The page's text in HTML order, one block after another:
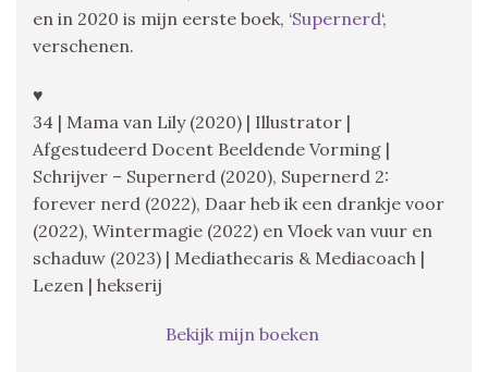
en in 2020 is mijn eerste boek, ‘Supernerd‘,
verschenen.
♥
34 | Mama van Lily (2020) | Illustrator |
Afgestudeerd Docent Beeldende Vorming |
Schrijver – Supernerd (2020), Supernerd 2:
forever nerd (2022), Daar heb ik een drankje voor
(2022), Wintermagie (2022) en Vloek van vuur en
schaduw (2023) | Mediathecaris & Mediacoach |
Lezen | hekserij
Bekijk mijn boeken